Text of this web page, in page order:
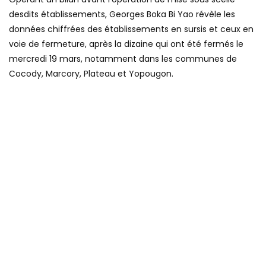
desdits établissements, Georges Boka Bi Yao révèle les
données chiffrées des établissements en sursis et ceux en
voie de fermeture, après la dizaine qui ont été fermés le
mercredi 19 mars, notamment dans les communes de
Cocody, Marcory, Plateau et Yopougon.